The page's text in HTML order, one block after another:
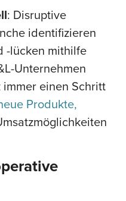
: Disruptive
identifizieren
-lücken mithilfe
Unternehmen
einen Schritt
Produkte,